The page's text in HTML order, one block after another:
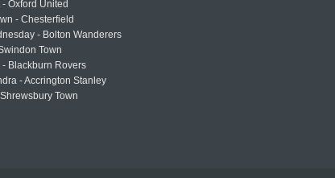
Oxford United
- Chesterfield
- Bolton Wanderers
Town
- Blackburn Rovers
- Accrington Stanley
Town